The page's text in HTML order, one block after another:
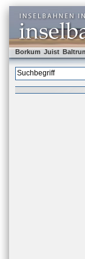
Borkum Juist